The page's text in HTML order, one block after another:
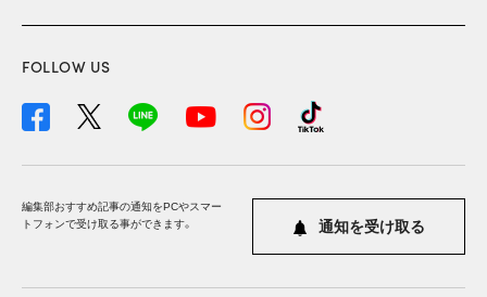
FOLLOW US
編集部おすすめ記事の通知をPCやスマー
トフォンで受け取る事ができます。
通知を受け取る